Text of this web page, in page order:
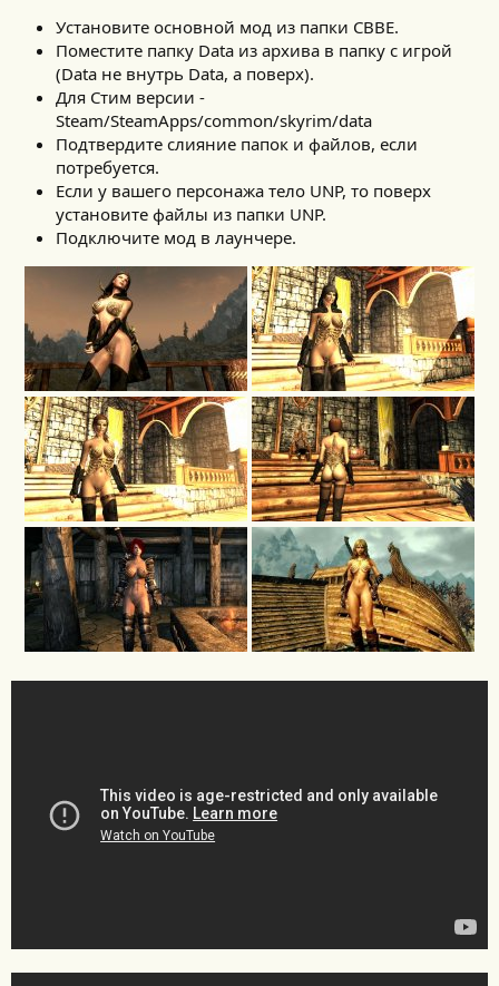
Установите основной мод из папки CBBE.
Поместите папку Data из архива в папку с игрой
(Data не внутрь Data, а поверх).
Для Стим версии -
Steam/SteamApps/common/skyrim/data
Подтвердите слияние папок и файлов, если
потребуется.
Если у вашего персонажа тело UNP, то поверх
установите файлы из папки UNP.
Подключите мод в лаунчере.